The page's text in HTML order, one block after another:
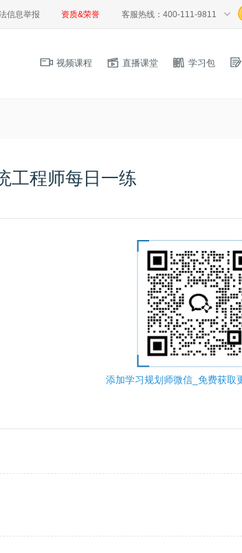
信息举报 资质&荣誉 客服热线：400-111-9811
视频课程 直播课堂 学习包
工程师每日一练
添加学习规划师微信_免费获取